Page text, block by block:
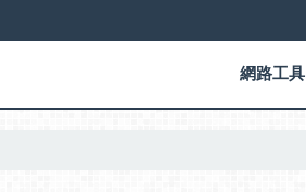
網路工具